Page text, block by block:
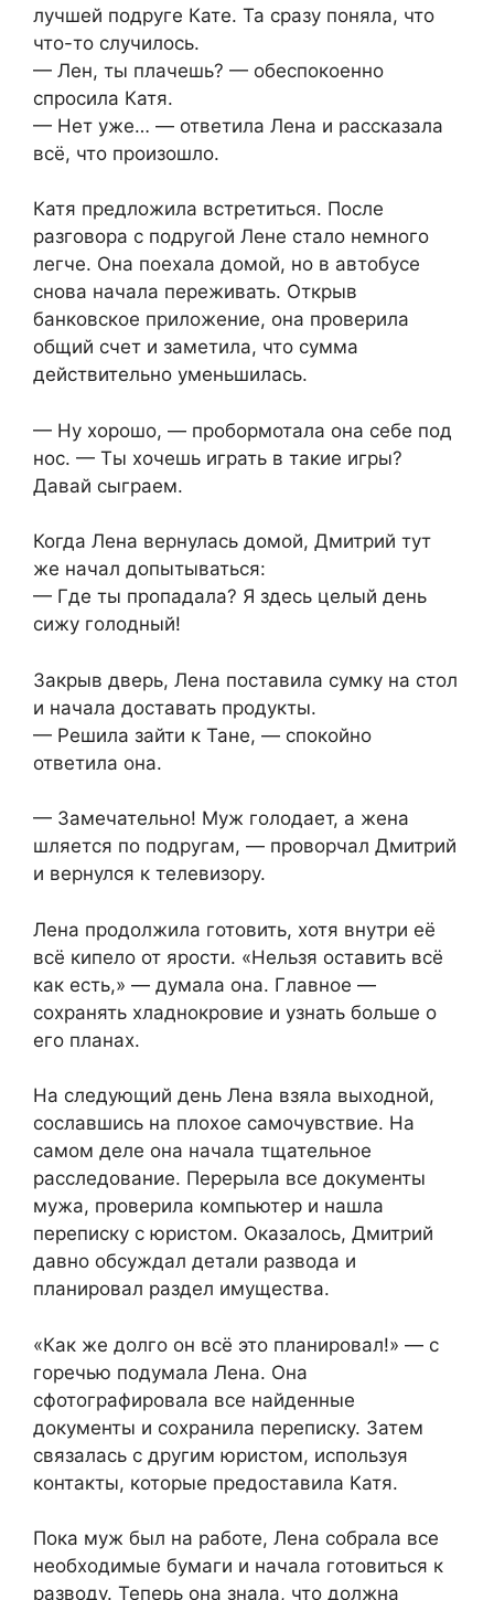
лучшей подруге Кате. Та сразу поняла, что
что-то случилось.
— Лен, ты плачешь? — обеспокоенно
спросила Катя.
— Нет уже… — ответила Лена и рассказала
всё, что произошло.
Катя предложила встретиться. После
разговора с подругой Лене стало немного
легче. Она поехала домой, но в автобусе
снова начала переживать. Открыв
банковское приложение, она проверила
общий счет и заметила, что сумма
действительно уменьшилась.
— Ну хорошо, — пробормотала она себе под
нос. — Ты хочешь играть в такие игры?
Давай сыграем.
Когда Лена вернулась домой, Дмитрий тут
же начал допытываться:
— Где ты пропадала? Я здесь целый день
сижу голодный!
Закрыв дверь, Лена поставила сумку на стол
и начала доставать продукты.
— Решила зайти к Тане, — спокойно
ответила она.
— Замечательно! Муж голодает, а жена
шляется по подругам, — проворчал Дмитрий
и вернулся к телевизору.
Лена продолжила готовить, хотя внутри её
всё кипело от ярости. «Нельзя оставить всё
как есть,» — думала она. Главное —
сохранять хладнокровие и узнать больше о
его планах.
На следующий день Лена взяла выходной,
сославшись на плохое самочувствие. На
самом деле она начала тщательное
расследование. Перерыла все документы
мужа, проверила компьютер и нашла
переписку с юристом. Оказалось, Дмитрий
давно обсуждал детали развода и
планировал раздел имущества.
«Как же долго он всё это планировал!» — с
горечью подумала Лена. Она
сфотографировала все найденные
документы и сохранила переписку. Затем
связалась с другим юристом, используя
контакты, которые предоставила Катя.
Пока муж был на работе, Лена собрала все
необходимые бумаги и начала готовиться к
разводу. Теперь она знала, что должна